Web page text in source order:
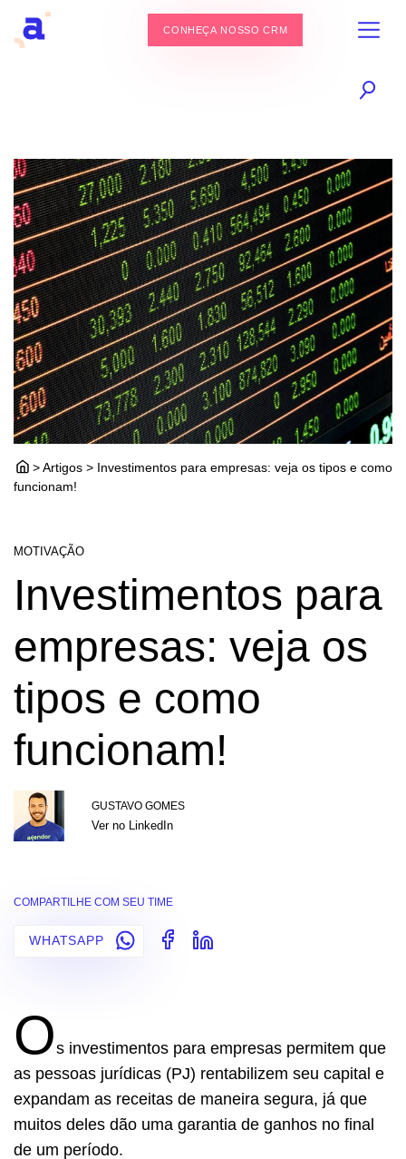
CONHEÇA NOSSO CRM
> Artigos > Investimentos para empresas: veja os tipos e como
funcionam!
MOTIVAÇÃO
Investimentos para
empresas: veja os
tipos e como
funcionam!
GUSTAVO GOMES
Ver no LinkedIn
COMPARTILHE COM SEU TIME
WHATSAPP
Os investimentos para empresas permitem que
as pessoas jurídicas (PJ) rentabilizem seu capital e
expandam as receitas de maneira segura, já que
muitos deles dão uma garantia de ganhos no final
de um período.